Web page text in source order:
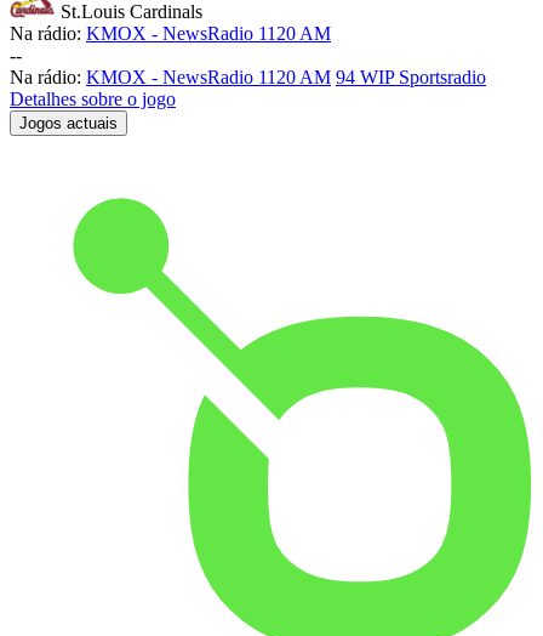
St.Louis Cardinals
Na rádio: KMOX - NewsRadio 1120 AM
--
Na rádio: KMOX - NewsRadio 1120 AM 94 WIP Sportsradio
Detalhes sobre o jogo
Jogos actuais